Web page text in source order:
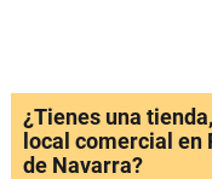
¿Tienes una
local comercial en
de Navarra?